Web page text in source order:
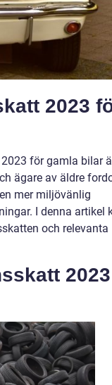
2023
för gamla bilar
ägare av äldre
mer miljövänlig
I denna artikel
och relevanta